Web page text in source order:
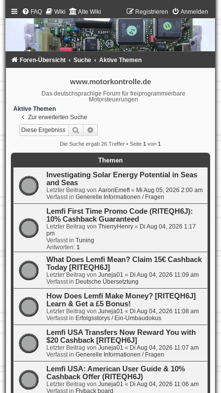
FAQ Wiki Alte Wiki Anmelden
Registrieren
Foren-Übersicht Suche Aktive Themen
www.motorkontrolle.de
Das deutschsprachige Forum für freiprogrammierbare
Motorsteuerungen
Aktive Themen
Zur erweiterten Suche
Suche
Die Suche ergab 26 Treffer • Seite1 von1
Themen
Investigating Solar Energy Potential in Seas
and Seas
Letzter Beitrag von AaronEmeft« Mi Aug 05, 2026 2:00 am
Verfasst in Generelle Informationen / Fragen
Lemfi First Time Promo Code (RITEQH6J):
10% Cashback Guaranteed
Letzter Beitrag von ThierryHenry« Di Aug 04, 2026 1:17
pm
Verfasst in Tuning
Antworten: 1
What Does Lemfi Mean? Claim 15€ Cashback
Today [RITEQH6J]
Letzter Beitrag von Juneja01 « Di Aug 04, 2026 11:09 am
Verfasst in Deutsche Übersetztung
How Does Lemfi Make Money? [RITEQH6J]
Learn & Get a £5 Bonus!
Letzter Beitrag von Juneja01 « Di Aug 04, 2026 11:08 am
Verfasst in Erfolgsstorys / Ein-Umbaudokus
Lemfi USA Transfers Now Reward You with
$20 Cashback [RITEQH6J]
Letzter Beitrag von Juneja01 « Di Aug 04, 2026 11:07 am
Verfasst in Generelle Informationen / Fragen
Lemfi USA: American User Guide & 10%
Cashback Offer (RITEQH6J)
Letzter Beitrag von Juneja01 « Di Aug 04, 2026 11:06 am
Verfasst in Flyback board